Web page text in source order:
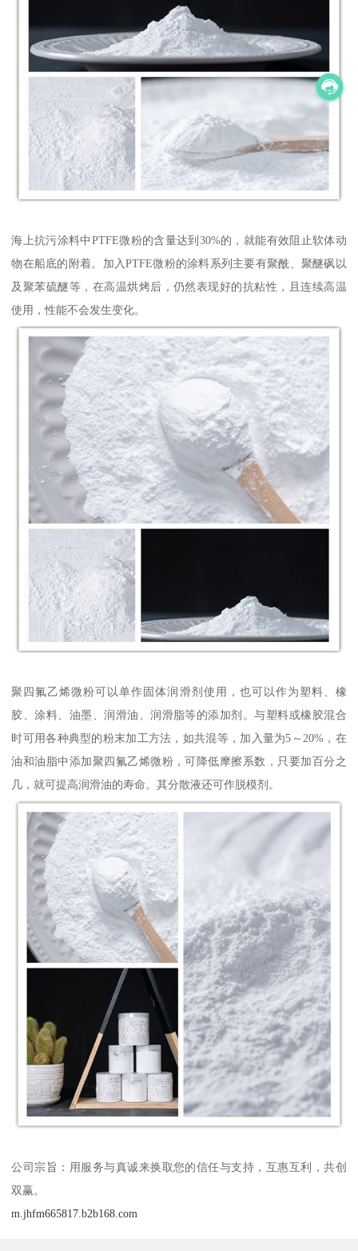
海上抗污涂料中PTFE微粉的含量达到30%的，就能有效阻止软体动
物在船底的附着。加入PTFE微粉的涂料系列主要有聚酰、聚醚砜以
及聚苯硫醚等，在高温烘烤后，仍然表现好的抗粘性，且连续高温
使用，性能不会发生变化。
聚四氟乙烯微粉可以单作固体润滑剂使用，也可以作为塑料、橡
胶、涂料、油墨、润滑油、润滑脂等的添加剂。与塑料或橡胶混合
时可用各种典型的粉末加工方法，如共混等，加入量为5～20%，在
油和油脂中添加聚四氟乙烯微粉，可降低摩擦系数，只要加百分之
几，就可提高润滑油的寿命。其分散液还可作脱模剂。
公司宗旨：用服务与真诚来换取您的信任与支持，互惠互利，共创
双赢。
m.jhfm665817.b2b168.com